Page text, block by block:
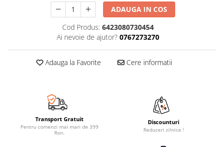
ADAUGA IN COS
Cod Produs: 6423080730454
Ai nevoie de ajutor? 0767273270
Adauga la Favorite Cere informatii
Transport Gratuit
Pentru comenzi mai mari de 399
Ron.
Discounturi
Reduceri zilnice !